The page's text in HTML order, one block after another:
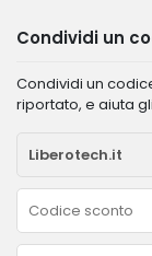
Condividi un
Condividi un
riportato, e aiuta